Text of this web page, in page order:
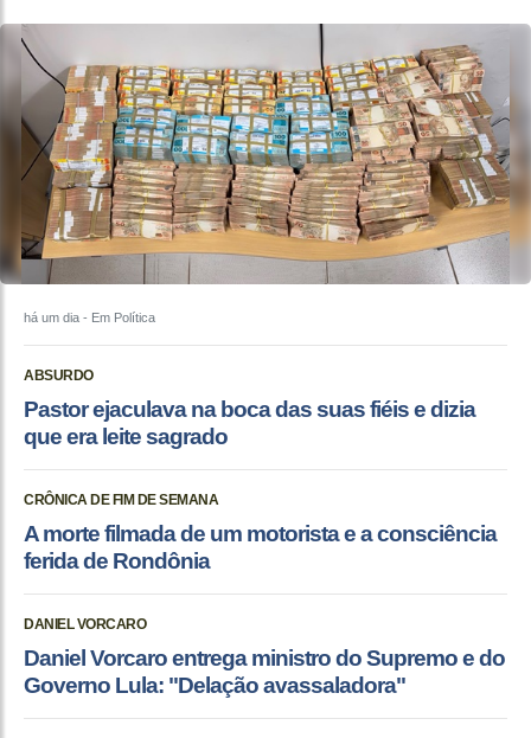
há um dia - Em Política
ABSURDO
Pastor ejaculava na boca das suas fiéis e dizia
que era leite sagrado
CRÔNICA DE FIM DE SEMANA
A morte filmada de um motorista e a consciência
ferida de Rondônia
DANIEL VORCARO
Daniel Vorcaro entrega ministro do Supremo e do
Governo Lula: "Delação avassaladora"